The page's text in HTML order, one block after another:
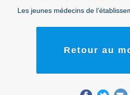
Les jeunes médecins de
Retour au